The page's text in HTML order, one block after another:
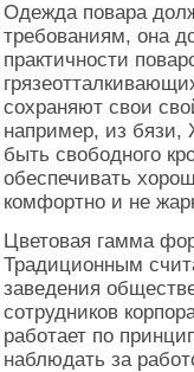
Одежда повара
требованиям, она
практичности
сохраняют свои
например, из
быть свободного
обеспечивать
комфортно и не
Цветовая гамма
Традиционным
заведения
сотрудников
работает по
наблюдать за